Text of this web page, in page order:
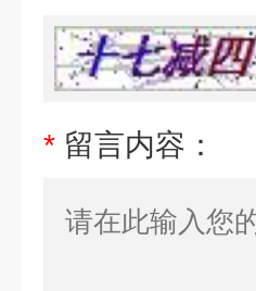
* 留言内容：